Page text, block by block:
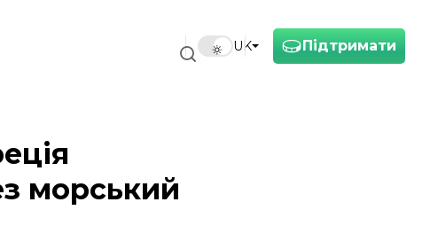
Підтримати
UK
морський